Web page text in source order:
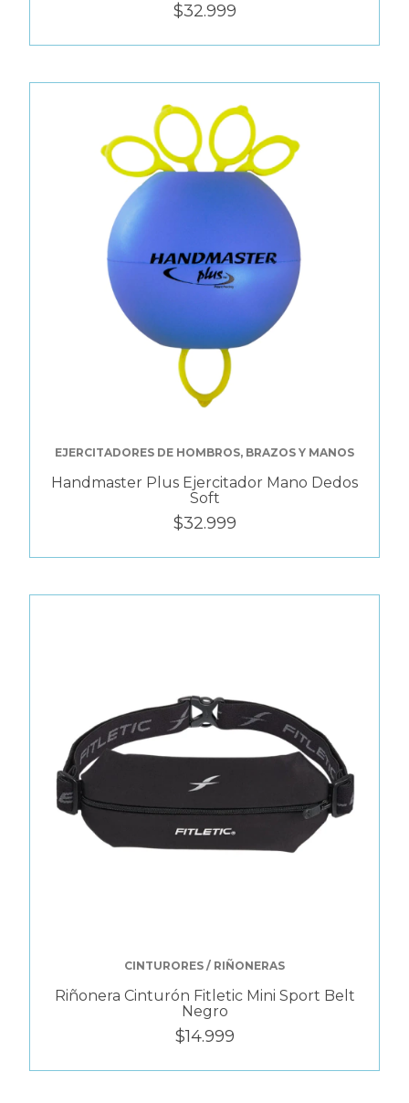
$32.999
EJERCITADORES DE HOMBROS, BRAZOS Y MANOS
Handmaster Plus Ejercitador Mano Dedos
Soft
$32.999
CINTURORES / RIÑONERAS
Riñonera Cinturón Fitletic Mini Sport Belt
Negro
$14.999